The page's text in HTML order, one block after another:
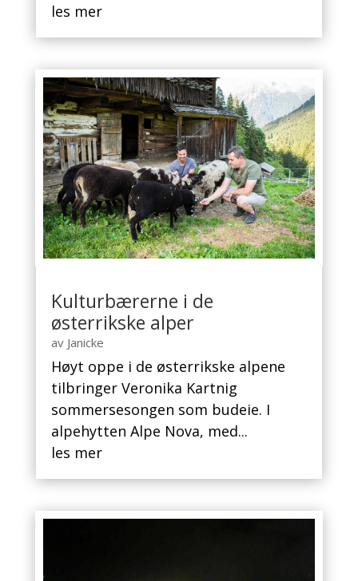
les mer
Kulturbærerne i de
østerrikske alper
av Janicke
Høyt oppe i de østerrikske alpene
tilbringer Veronika Kartnig
sommersesongen som budeie. I
alpehytten Alpe Nova, med...
les mer